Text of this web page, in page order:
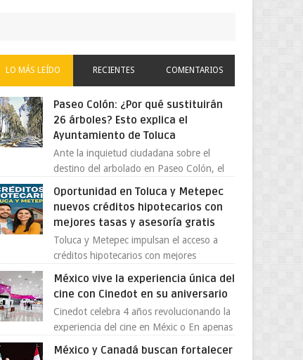
LO MÁS LEÍDO RECIENTES COMENTARIOS
Paseo Colón: ¿Por qué sustituirán
26 árboles? Esto explica el
Ayuntamiento de Toluca
Ante la inquietud ciudadana sobre el
destino del arbolado en Paseo Colón, el
solo 26 ejemplares será...
Oportunidad en Toluca y Metepec
nuevos créditos hipotecarios con
mejores tasas y asesoría gratis
Toluca y Metepec impulsan el acceso a
créditos hipotecarios con mejores
emprendedores Con la creciente neces...
México vive la experiencia única del
cine con Cinedot en su aniversario
Cinedot celebra 4 años revolucionando la
experiencia del cine en Méxic o En apenas
México y Canadá buscan fortalecer